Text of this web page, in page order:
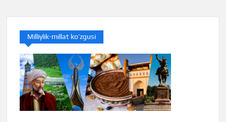
Milliylik-millat ko’zgusi